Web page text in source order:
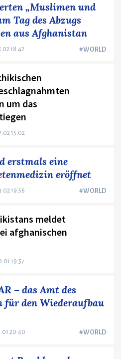
„Muslimen und
Tag des Abzugs
aus Afghanistan
#WORLD
18:42
um das
15:02
erstmals eine
eröffnet
#WORLD
19:56
meldet
afghanischen
19:57
– das Amt des
für den Wiederaufbau
#WORLD
20:40